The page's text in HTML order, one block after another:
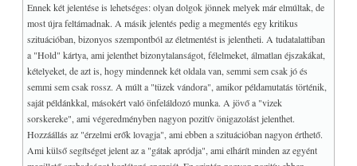
Ennek két jelentése is lehetséges: olyan dolgok jönnek melyek már elmúltak, de
most újra feltámadnak. A másik jelentés pedig a megmentés egy kritikus
szituációban, bizonyos szempontból az életmentést is jelentheti. A tudatalattiban
a "Hold" kártya, ami jelenthet bizonytalanságot, félelmeket, álmatlan éjszakákat,
kételyeket, de azt is, hogy mindennek két oldala van, semmi sem csak jó és
semmi sem csak rossz. A múlt a "tüzek vándora", amikor példamutatás történik,
saját példánkkal, másokért való önfeláldozó munka. A jövő a "vizek
sorskereke", ami végeredményben nagyon pozitív önigazolást jelenthet.
Hozzáállás az "érzelmi erők lovagja", ami ebben a szituációban nagyon érthető.
Ami külső segítséget jelent az a "gátak apródja", ami elhárít minden az egyént